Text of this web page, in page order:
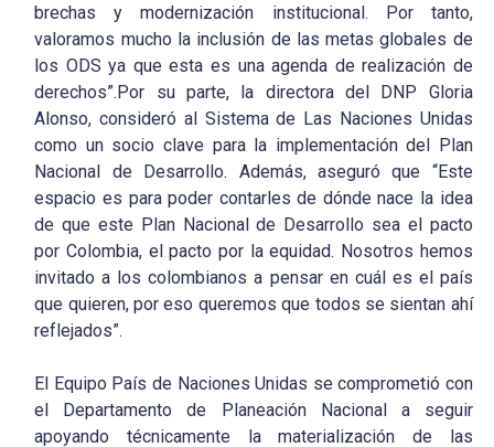
brechas y modernización institucional. Por tanto,
valoramos mucho la inclusión de las metas globales de
los ODS ya que esta es una agenda de realización de
derechos”.Por su parte, la directora del DNP Gloria
Alonso, consideró al Sistema de Las Naciones Unidas
como un socio clave para la implementación del Plan
Nacional de Desarrollo. Además, aseguró que “Este
espacio es para poder contarles de dónde nace la idea
de que este Plan Nacional de Desarrollo sea el pacto
por Colombia, el pacto por la equidad. Nosotros hemos
invitado a los colombianos a pensar en cuál es el país
que quieren, por eso queremos que todos se sientan ahí
reflejados”.
El Equipo País de Naciones Unidas se comprometió con
el Departamento de Planeación Nacional a seguir
apoyando técnicamente la materialización de las